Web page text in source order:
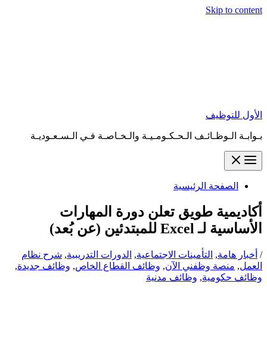
Skip to content
الأول للتوظيف
بـوابـة الـوظـائـف الـحـكـومـيـة والـخـاصـة فـي الـسـعـوديـة
الصفحة الرئيسية
أكاديمية طويق تعلن دورة المهارات
الأساسية لـ Excel للمبتدئين (عن بُعد)
/ أخبار هامة, التأمينات الاجتماعية, الدورات التدريبية, شرح نظام
العمل, منصة وظفني الآن, وظائف القطاع الخاص, وظائف جديدة,
وظائف حكومية, وظائف مدنية